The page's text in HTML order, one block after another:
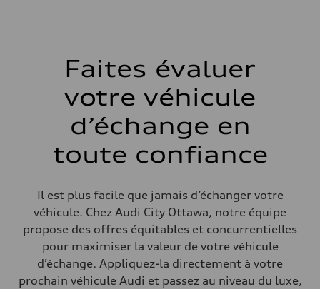
5-link independent with stabilizer bar
Système de freinage
Système de freinage
single piston front and single piston rear calipers
Electromechanical Steering with Speed-Sensitive Power Assistance
Poids brut admissible
Compartiment à bagages
Réservoir de carburant (approx.)
Données de rendement
Faites évaluer
votre véhicule
d’échange en
toute confiance
Il est plus facile que jamais d’échanger votre
véhicule. Chez Audi City Ottawa, notre équipe
propose des offres équitables et concurrentielles
pour maximiser la valeur de votre véhicule
d’échange. Appliquez-la directement à votre
prochain véhicule Audi et passez au niveau du luxe,